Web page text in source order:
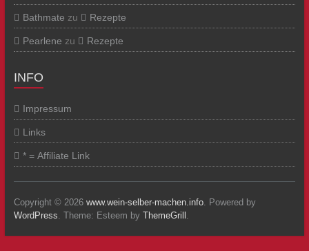
Bathmate zu Rezepte
Pearlene zu Rezepte
INFO
Impressum
Links
* = Affiliate Link
Copyright © 2026 www.wein-selber-machen.info. Powered by
WordPress. Theme: Esteem by ThemeGrill .